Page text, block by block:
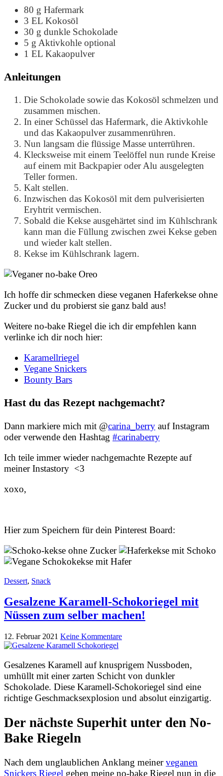
80 g Hafermark
3 EL Kokosöl
30 g dunkle Schokolade
5 g Aktivkohle optional
1 EL Kakaopulver
Anleitungen
Die Schokolade sowie das Kokosöl schmelzen und
zusammen mischen.
In einer Schüssel das Hafermark, die Aktivkohle
und das Kakaopulver zusammenrühren.
Nun langsam die flüssige Masse unterrühren.
Klecksweise mit einem Teelöffel nun runde Kreise
auf einem mit Backpapier oder Alu ausgelegten
Teller formen.
Kalt stellen.
Inzwischen das Kokosöl mit dem pulverisierten
Eryhtrit vermischen.
Sobald die Kekse ausgehärtet sind im Kühlschrank
kann man die Füllung zwischen zwei Kekse geben
und wieder kalt stellen.
Kekse im Kühlschrank lagern.
Ich hoffe dir schmecken diese veganen Haferkekse ohne
Zucker und du probierst sie ganz bald aus!
Weitere no-bake Riegel die ich dir empfehlen kann
verlinke ich dir noch hier:
Karamellriegel
Vegane Snickers
Bounty Bars
Hast du das Rezept nachgemacht?
Dann markiere mich mit @carina_berry auf Instagram
oder verwende den Hashtag #carinaberry
Ich teile immer wieder nachgemachte Rezepte auf
meiner Instastory <3
xoxo,
Hier zum Speichern für dein Pinterest Board:
Dessert, Snack
Gesalzene Karamell-Schokoriegel mit
Nüssen zum selber machen!
12. Februar 2021 Keine Kommentare
Gesalzenes Karamell auf knusprigem Nussboden,
umhüllt mit einer zarten Schicht von dunkler
Schokolade. Diese Karamell-Schokoriegel sind eine
richtige Geschmacksexplosion und absolut einzigartig.
Der nächste Superhit unter den No-
Bake Riegeln
Nach dem unglaublichen Anklang meinerveganen
Snickers Riegel gehen meine no-bake Riegel nun in die